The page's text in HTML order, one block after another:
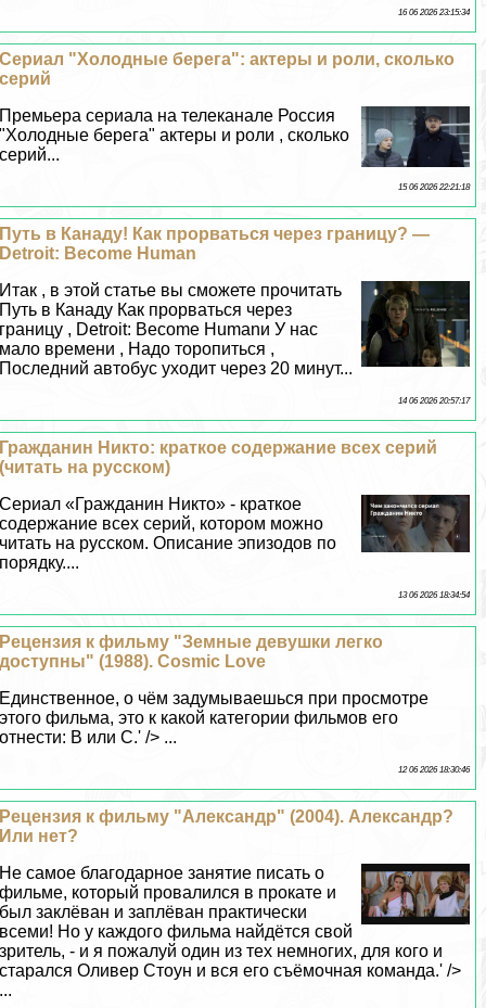
16 06 2026 23:15:34
Сериал "Холодные берега": актеры и роли, сколько
серий
Премьера сериала на телеканале Россия
"Холодные берега" актеры и роли , сколько
серий...
15 06 2026 22:21:18
Путь в Канаду! Как прорваться через границу? —
Detroit: Become Human
Итак , в этой статье вы сможете прочитать
Путь в Канаду Как прорваться через
границу , Detroit: Become Humanи У нас
мало времени , Надо торопиться ,
Последний автобус уходит через 20 минут...
14 06 2026 20:57:17
Гражданин Никто: краткое содержание всех серий
(читать на русском)
Сериал «Гражданин Никто» - краткое
содержание всех серий, котором можно
читать на русском. Описание эпизодов по
порядку....
13 06 2026 18:34:54
Рецензия к фильму "Земные дeвyшки легко
доступны" (1988). Cosmic Love
Единственное, о чём задумываешься при просмотре
этого фильма, это к какой категории фильмов его
отнести: B или С.' /> ...
12 06 2026 18:30:46
Рецензия к фильму "Александр" (2004). Александр?
Или нет?
Не самое благодарное занятие писать о
фильме, который провалился в прокате и
был заклёван и заплёван пpaктически
всеми! Но у каждого фильма найдётся свой
зритель, - и я пожалуй один из тех немногих, для кого и
старался Оливер Стоун и вся его съёмочная комaнда.' />
...